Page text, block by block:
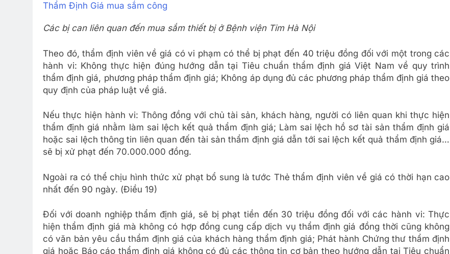
Thẩm Định Giá mua sắm công
Các bị can liên quan đến mua sắm thiết bị ở Bệnh viện Tim Hà Nội
Theo đó, thẩm định viên về giá có vi phạm có thể bị phạt đến 40 triệu đồng đối với một trong các
hành vi: Không thực hiện đúng hướng dẫn tại Tiêu chuẩn thẩm định giá Việt Nam về quy trình
thẩm định giá, phương pháp thẩm định giá; Không áp dụng đủ các phương pháp thẩm định giá theo
quy định của pháp luật về giá.
Nếu thực hiện hành vi: Thông đồng với chủ tài sản, khách hàng, người có liên quan khi thực hiện
thẩm định giá nhằm làm sai lệch kết quả thẩm định giá; Làm sai lệch hồ sơ tài sản thẩm định giá
hoặc sai lệch thông tin liên quan đến tài sản thẩm định giá dẫn tới sai lệch kết quả thẩm định giá…
sẽ bị xử phạt đến 70.000.000 đồng.
Ngoài ra có thể chịu hình thức xử phạt bổ sung là tước Thẻ thẩm định viên về giá có thời hạn cao
nhất đến 90 ngày. (Điều 19)
Đối với doanh nghiệp thẩm định giá, sẽ bị phạt tiền đến 30 triệu đồng đối với các hành vi: Thực
hiện thẩm định giá mà không có hợp đồng cung cấp dịch vụ thẩm định giá đồng thời cũng không
có văn bản yêu cầu thẩm định giá của khách hàng thẩm định giá; Phát hành Chứng thư thẩm định
giá hoặc Báo cáo thẩm định giá không có đủ các thông tin cơ bản theo hướng dẫn tại Tiêu chuẩn